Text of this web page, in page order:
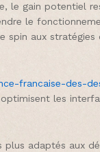
le gain potentiel
le
aux stratégies
francaise-des-
les
adaptés aux